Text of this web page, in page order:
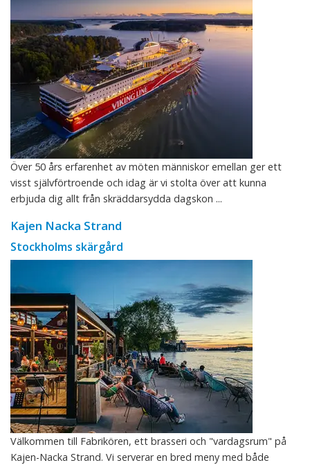
Över 50 års erfarenhet av möten människor emellan ger ett
visst självförtroende och idag är vi stolta över att kunna
erbjuda dig allt från skräddarsydda dagskon ...
Kajen Nacka Strand
Stockholms skärgård
Välkommen till Fabrikören, ett brasseri och "vardagsrum" på
Kajen-Nacka Strand. Vi serverar en bred meny med både